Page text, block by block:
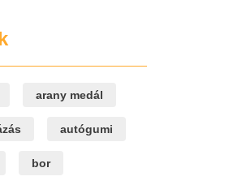
arany medál
autógumi
bor